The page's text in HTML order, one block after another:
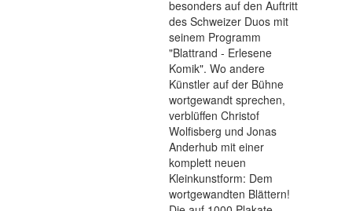
besonders auf den Auftritt
des Schweizer Duos mit
seinem Programm
"Blattrand - Erlesene
Komik". Wo andere
Künstler auf der Bühne
wortgewandt sprechen,
verblüffen Christof
Wolfisberg und Jonas
Anderhub mit einer
komplett neuen
Kleinkunstform: Dem
wortgewandten Blättern!